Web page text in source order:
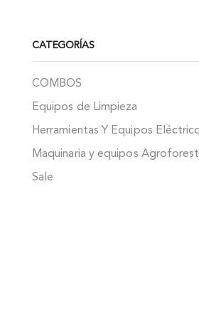
CATEGORÍAS
COMBOS
Equipos de Limpieza
Herramientas Y Equipos
Maquinaria y equipos
Sale